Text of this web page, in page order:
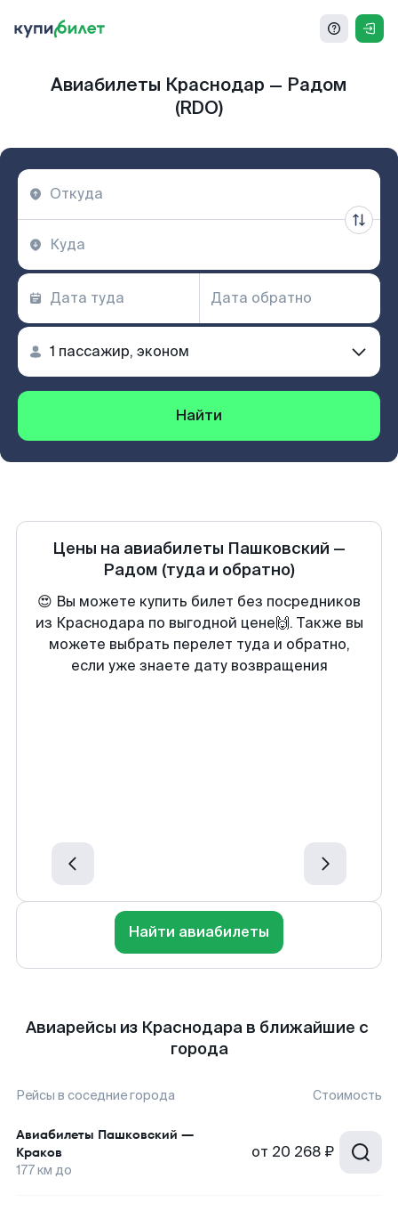
Авиабилеты Краснодар — Радом
(RDO)
Найти
Цены на авиабилеты Пашковский —
Радом (туда и обратно)
😍 Вы можете купить билет без посредников
из Краснодара по выгодной цене🙌. Также вы
можете выбрать перелет туда и обратно,
если уже знаете дату возвращения
Найти авиабилеты
Авиарейсы из Краснодара в ближайшие с
города
Рейсы в соседние города Стоимость
Авиабилеты Пашковский —
Краков
177км до
от 20 268 ₽